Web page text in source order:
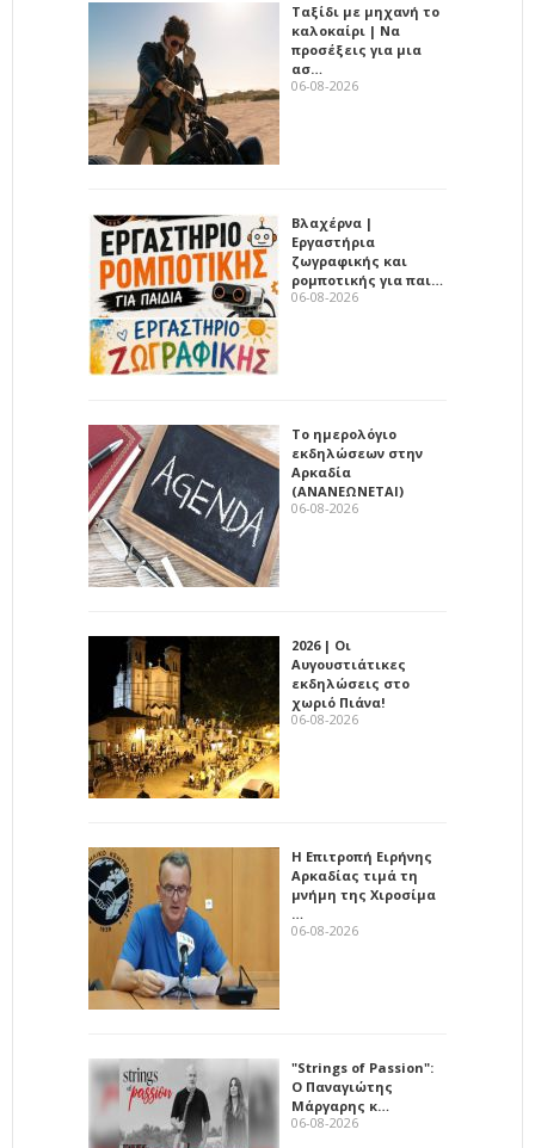
Ταξίδι με μηχανή το
καλοκαίρι | Να
προσέξεις για μια
ασ…
06-08-2026
Βλαχέρνα |
Εργαστήρια
ζωγραφικής και
ρομποτικής για παι…
06-08-2026
Το ημερολόγιο
εκδηλώσεων στην
Αρκαδία
(ΑΝΑΝΕΩΝΕΤΑΙ)
06-08-2026
2026 | Οι
Αυγουστιάτικες
εκδηλώσεις στο
χωριό Πιάνα!
06-08-2026
Η Επιτροπή Ειρήνης
Αρκαδίας τιμά τη
μνήμη της Χιροσίμα
…
06-08-2026
"Strings of Passion":
Ο Παναγιώτης
Μάργαρης κ…
06-08-2026